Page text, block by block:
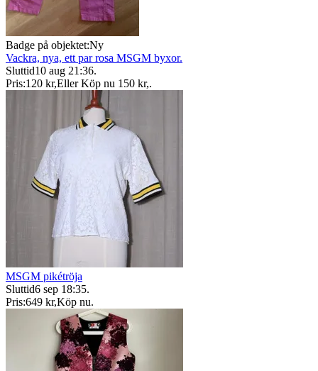
Badge på objektet:Ny
Vackra, nya, ett par rosa MSGM byxor.
Sluttid10 aug 21:36.
Pris:120 kr,Eller Köp nu 150 kr,.
MSGM pikétröja
Sluttid6 sep 18:35.
Pris:649 kr,Köp nu.